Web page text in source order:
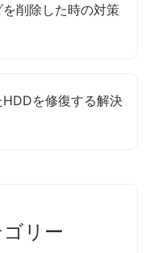
を削除した時の対策
を修復する解決
リー